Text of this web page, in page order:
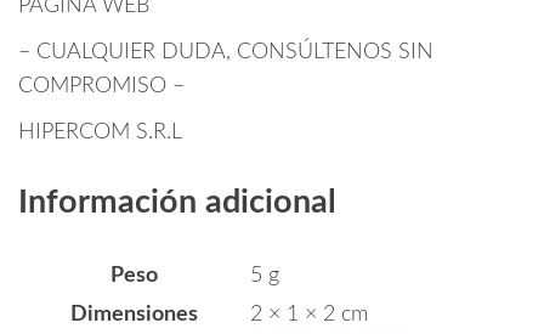
PAGINA WEB
– CUALQUIER DUDA, CONSÚLTENOS SIN
COMPROMISO –
HIPERCOM S.R.L
Información adicional
Peso
5 g
Dimensiones
2 × 1 × 2 cm